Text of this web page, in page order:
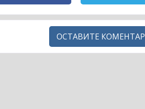
ОСТАВИТЕ КОМЕНТАР